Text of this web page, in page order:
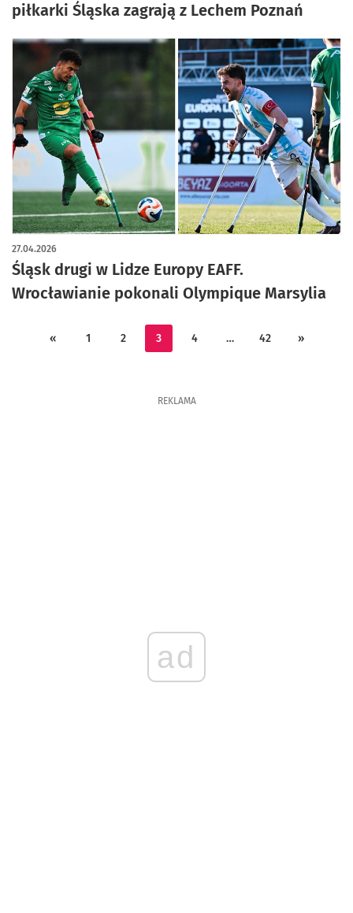
piłkarki Śląska zagrają z Lechem Poznań
Śląsk drugi w Lidze Europy EAFF.
Wrocławianie pokonali Olympique Marsylia
27.04.2026
« 1 2 3 4 … 42 »
REKLAMA
ad